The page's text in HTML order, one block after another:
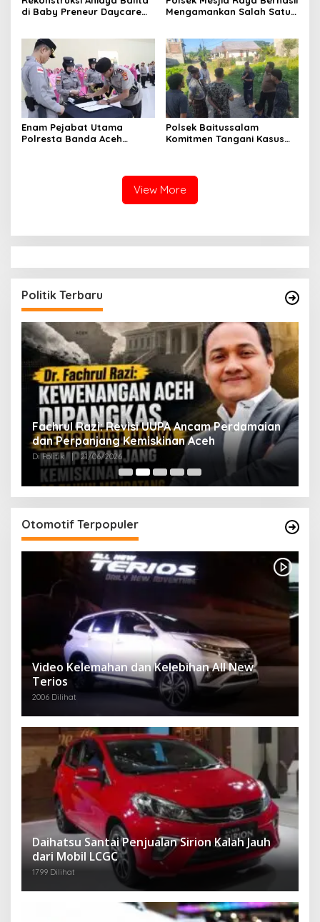
di Baby Preneur Daycare
Mengamankan Salah Satu
Enam Pejabat Utama
Polresta Banda Aceh
Polsek Baitussalam
Komitmen Tangani Kasus
View More
Politik Terbaru
Fachrul Razi: Revisi UUPA Ancam Perdamaian
dan Perpanjang Kemiskinan Aceh
Di Politik 21/06/2026
Otomotif Terpopuler
Video Kelemahan dan Kelebihan All New
Terios
2006 Dilihat
Daihatsu Santai Penjualan Sirion Kalah Jauh
dari Mobil LCGC
1799 Dilihat